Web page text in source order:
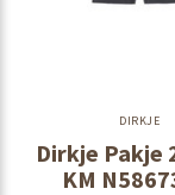
DIRKJE
Dirkje Pakje
KM